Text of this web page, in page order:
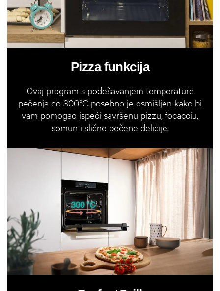
Pizza funkcija
Ovaj program s podešavanjem temperature
pečenja do 300°C posebno je osmišljen kako bi
vam pomogao ispeći savršenu pizzu, focacciu,
somun i slične pečene delicije.